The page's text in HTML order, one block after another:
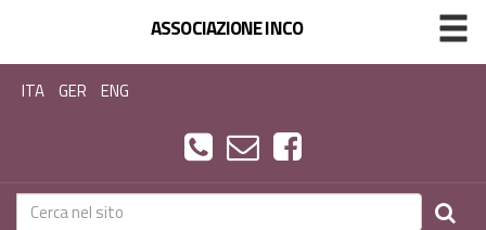
ASSOCIAZIONE INCO
ITA GER ENG